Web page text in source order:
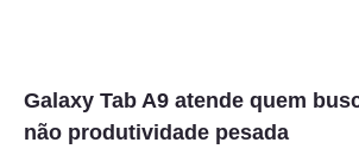
Galaxy Tab A9 atende quem
não produtividade pesada